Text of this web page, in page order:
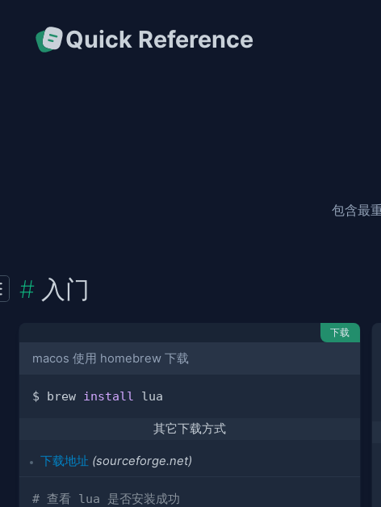
Quick Reference
包含最
入门
下载
macos 使用 homebrew 下载
$ brew install
其它下载方式
下载地址 (sourceforge.net)
# 查看 lua 是否安装成功